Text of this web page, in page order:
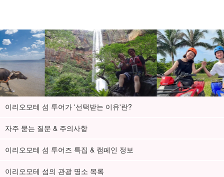
이리오모테 섬 투어가 '선택받는 이유'란?
자주 묻는 질문 & 주의사항
이리오모테 섬 투어즈 특집 & 캠페인 정보
이리오모테 섬의 관광 명소 목록